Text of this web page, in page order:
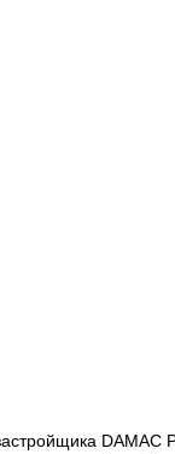
DAMAC